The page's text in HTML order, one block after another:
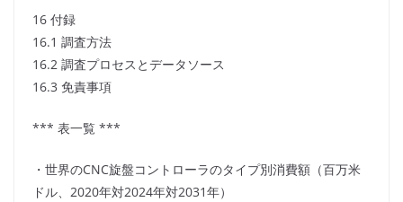
16 付録
16.1 調査方法
16.2 調査プロセスとデータソース
16.3 免責事項
*** 表一覧 ***
・世界のCNC旋盤コントローラのタイプ別消費額（百万米
ドル、2020年対2024年対2031年）